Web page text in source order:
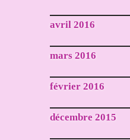
avril 2016
mars 2016
février 2016
décembre 2015